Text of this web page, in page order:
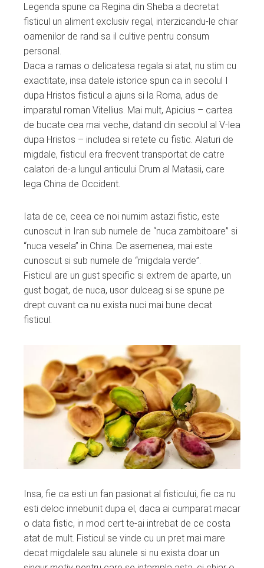
Legenda spune ca Regina din Sheba a decretat
fisticul un aliment exclusiv regal, interzicandu-le chiar
oamenilor de rand sa il cultive pentru consum
personal.
Daca a ramas o delicatesa regala si atat, nu stim cu
exactitate, insa datele istorice spun ca in secolul I
dupa Hristos fisticul a ajuns si la Roma, adus de
imparatul roman Vitellius. Mai mult, Apicius – cartea
de bucate cea mai veche, datand din secolul al V-lea
dupa Hristos – includea si retete cu fistic. Alaturi de
migdale, fisticul era frecvent transportat de catre
calatori de-a lungul anticului Drum al Matasii, care
lega China de Occident.
Iata de ce, ceea ce noi numim astazi fistic, este
cunoscut in Iran sub numele de “nuca zambitoare” si
“nuca vesela” in China. De asemenea, mai este
cunoscut si sub numele de “migdala verde”.
Fisticul are un gust specific si extrem de aparte, un
gust bogat, de nuca, usor dulceag si se spune pe
drept cuvant ca nu exista nuci mai bune decat
fisticul.
Insa, fie ca esti un fan pasionat al fisticului, fie ca nu
esti deloc innebunit dupa el, daca ai cumparat macar
o data fistic, in mod cert te-ai intrebat de ce costa
atat de mult. Fisticul se vinde cu un pret mai mare
decat migdalele sau alunele si nu exista doar un